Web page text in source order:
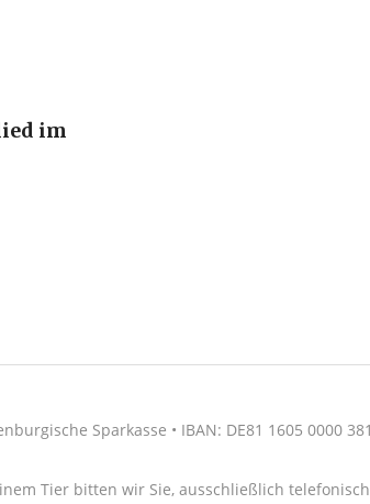
im
Sparkasse • IBAN: DE81 1605 0000
Tier bitten wir Sie, ausschließlich